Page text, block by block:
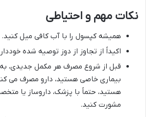
نکات مهم و احتیاطی
همیشه کپسول را با آب کافی میل کنید.
اکیداً از تجاوز از دوز توصیه شده
قبل از شروع مصرف هر مکمل جدیدی، به
بیماری خاصی هستید، دارو مصرف می
هستید، حتماً با پزشک، داروساز یا
مشورت کنید.